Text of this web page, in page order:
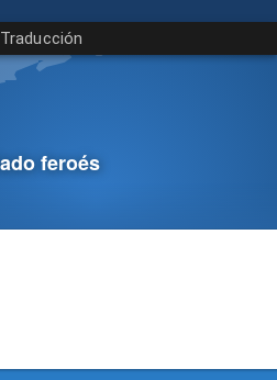
Traducción
feroés